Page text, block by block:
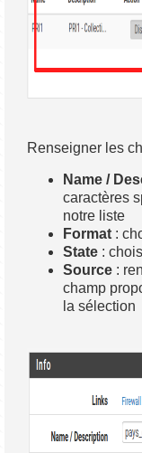
Renseigner les
Name /
caractères
notre liste
Format :
State :
Source :
champ
la sélection